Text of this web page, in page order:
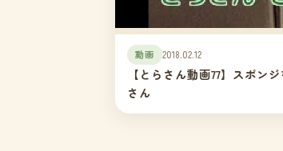
動画 2018.02.12
【とらさん動画77】スポン
さん